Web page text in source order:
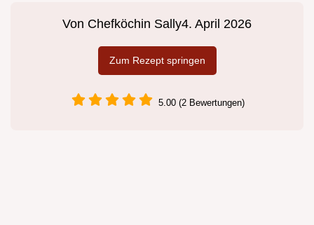
Von Chefköchin Sally4. April 2026
Zum Rezept springen
5.00 (2 Bewertungen)